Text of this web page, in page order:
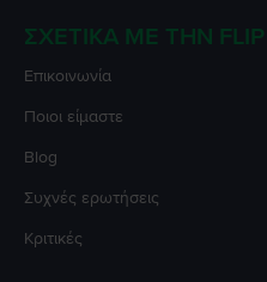
ΣΧΕΤΙΚΆ ΜΕ ΤΗΝ FLIP
Επικοινωνία
Ποιοι είμαστε
Blog
Συχνές ερωτήσεις
Κριτικές